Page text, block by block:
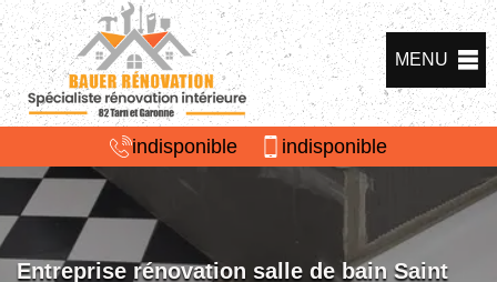
MENU
indisponible indisponible
Entreprise rénovation salle de bain Saint